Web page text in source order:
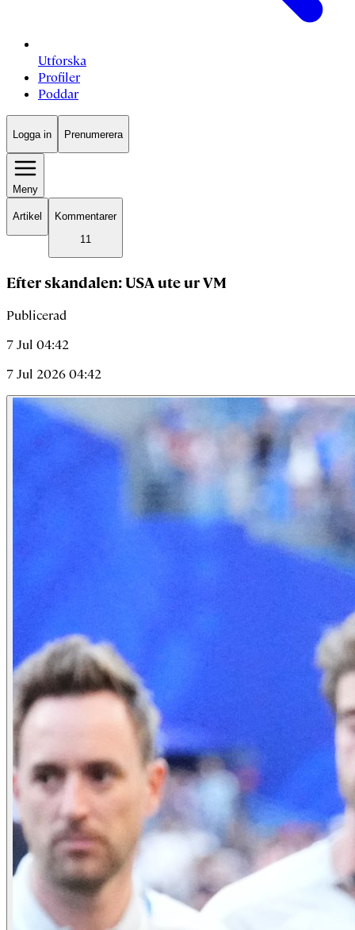
Utforska
Profiler
Poddar
Logga in Prenumerera
Meny
Artikel
Kommentarer
11
Efter skandalen: USA ute ur VM
Publicerad
7 Jul 04:42
7 Jul 2026 04:42